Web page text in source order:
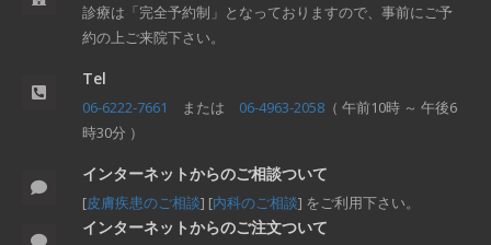
診療は「完全予約制」となっておりますので、事前にご予
約の上ご来院下さい。
Tel
06-6222-7661 または 06-4963-2058 （ 午前10時 ～ 午後6
時30分 ）
インターネットからのご相談ついて
[皮膚疾患のご相談] [内科のご相談] をご利用下さい。
インターネットからのご注文ついて